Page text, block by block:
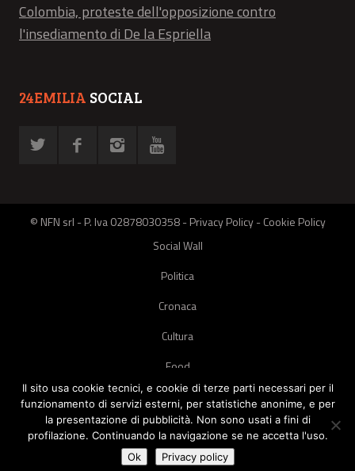
Colombia, proteste dell'opposizione contro
l'insediamento di De la Espriella
24EMILIA SOCIAL
© NFN srl - P. Iva 02878030358 -Privacy Policy-Cookie Policy
Social Wall
Politica
Cronaca
Cultura
Food
Green
Pets
Street Style
Il sito usa cookie tecnici, e cookie di terze parti necessari per il
funzionamento di servizi esterni, per statistiche anonime, e per
la presentazione di pubblicità. Non sono usati a fini di
profilazione. Continuando la navigazione se ne accetta l'uso.
Ok
Privacy policy